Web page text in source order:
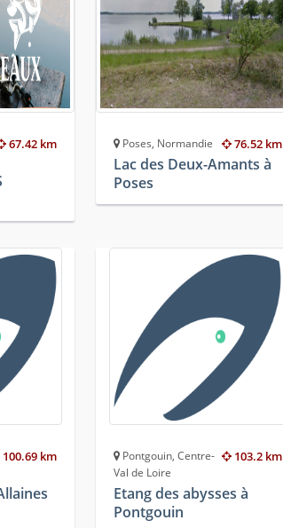
67.42 km 76.52 km
Poses, Normandie
Lac des Deux-Amants à
Poses
100.69 km 103.2 km
Pontgouin, Centre-
Val de Loire
Etang des abysses à
Pontgouin